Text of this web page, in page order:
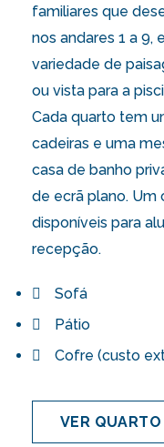
familiares que
nos andares 1 a
variedade de
ou vista para a
Cada quarto tem
cadeiras e uma
casa de banho
de ecrã plano.
disponíveis para
recepção.
Sofá
Pátio
Cofre (custo
VER QUARTO